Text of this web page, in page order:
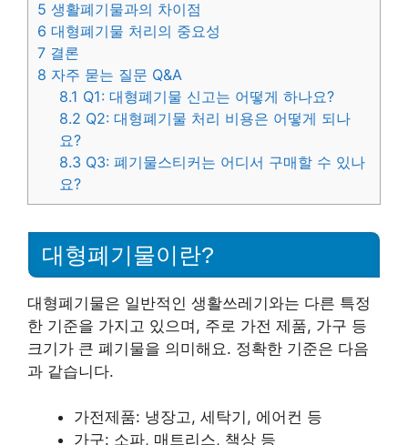
5 생활폐기물과의 차이점
6 대형폐기물 처리의 중요성
7 결론
8 자주 묻는 질문 Q&A
8.1 Q1: 대형폐기물 신고는 어떻게 하나요?
8.2 Q2: 대형폐기물 처리 비용은 어떻게 되나
요?
8.3 Q3: 폐기물스티커는 어디서 구매할 수 있나
요?
대형폐기물이란?
대형폐기물은 일반적인 생활쓰레기와는 다른 특정
한 기준을 가지고 있으며, 주로 가전 제품, 가구 등
크기가 큰 폐기물을 의미해요. 정확한 기준은 다음
과 같습니다.
가전제품: 냉장고, 세탁기, 에어컨 등
가구: 소파, 매트리스, 책상 등